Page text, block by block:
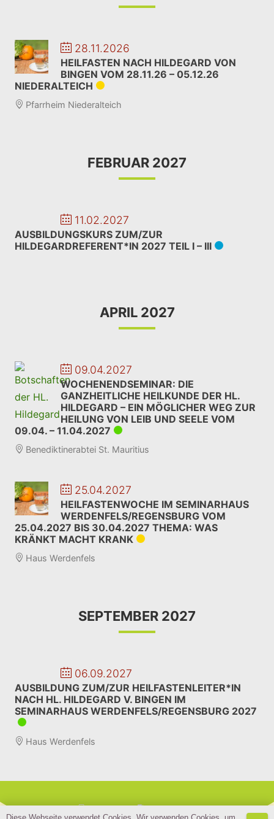
28.11.2026
HEILFASTEN NACH HILDEGARD VON
BINGEN VOM 28.11.26 – 05.12.26
NIEDERALTEICH
Pfarrheim Niederalteich
FEBRUAR 2027
11.02.2027
AUSBILDUNGSKURS ZUM/ZUR
HILDEGARDREFERENT*IN 2027 TEIL I – III
APRIL 2027
09.04.2027
WOCHENENDSEMINAR: DIE
GANZHEITLICHE HEILKUNDE DER HL.
HILDEGARD – EIN MÖGLICHER WEG ZUR
HEILUNG VON LEIB UND SEELE VOM
09.04. – 11.04.2027
Benediktinerabtei St. Mauritius
25.04.2027
HEILFASTENWOCHE IM SEMINARHAUS
WERDENFELS/REGENSBURG VOM
25.04.2027 BIS 30.04.2027 THEMA: WAS
KRÄNKT MACHT KRANK
Haus Werdenfels
SEPTEMBER 2027
06.09.2027
AUSBILDUNG ZUM/ZUR HEILFASTENLEITER*IN
NACH HL. HILDEGARD V. BINGEN IM
SEMINARHAUS WERDENFELS/REGENSBURG 2027
Haus Werdenfels